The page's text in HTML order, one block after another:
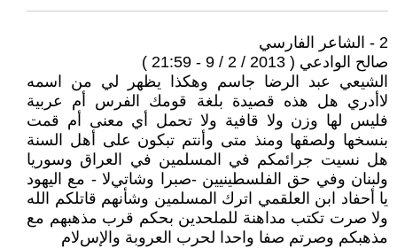
2 - الشاعر الفارسي
صالح الوادعي ( 2013 / 2 / 9 - 21:59 )
الشيعي عبد الرضا جاسم وهكذا يظهر لي من اسمه
ﻻأدري هل هذه قصيدة بلغة قومك الفرس أم عربية
فليس لها وزن وﻻ قافية وﻻ تحمل أي معنى أم قمت
بنسخها ولصقها ومنذ متى وأنتم تبكون على أهل السنة
هل نسيت جرائمكم في المسلمين في العراق وسوريا
ولبنان وفي حق الفلسطينيين -صبرا وشاتيﻻ - مع اليهود
يا أحفاد ابن العلقمي اترك المسلمين وشأنهم قاتلكم الله
وﻻ صرت تكتب مداهنة للملحدين بحكم قرب مذهبهم مع
مذهبكم وصرتم صفا واحدا لحرب العروبة واﻹسﻻم